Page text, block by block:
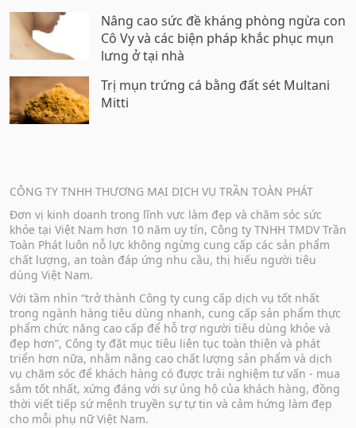
Nâng cao sức đề kháng phòng ngừa con
Cô Vy và các biện pháp khắc phục mụn
lưng ở tại nhà
Trị mụn trứng cá bằng đất sét Multani
Mitti
CÔNG TY TNHH THƯƠNG MẠI DỊCH VỤ TRẦN TOÀN PHÁT
Đơn vị kinh doanh trong lĩnh vực làm đẹp và chăm sóc sức
khỏe tại Việt Nam hơn 10 năm uy tín, Công ty TNHH TMDV Trần
Toàn Phát luôn nỗ lực không ngừng cung cấp các sản phẩm
chất lượng, an toàn đáp ứng nhu cầu, thị hiếu người tiêu
dùng Việt Nam.
Với tầm nhìn “trở thành Công ty cung cấp dịch vụ tốt nhất
trong ngành hàng tiêu dùng nhanh, cung cấp sản phẩm thực
phẩm chức năng cao cấp để hỗ trợ người tiêu dùng khỏe và
đẹp hơn”, Công ty đặt mục tiêu liên tục toàn thiện và phát
triển hơn nữa, nhằm nâng cao chất lượng sản phẩm và dịch
vụ chăm sóc để khách hàng có được trải nghiệm tư vấn - mua
sắm tốt nhất, xứng đáng với sự ủng hộ của khách hàng, đồng
thời viết tiếp sứ mệnh truyền sự tự tin và cảm hứng làm đẹp
cho mỗi phụ nữ Việt Nam.